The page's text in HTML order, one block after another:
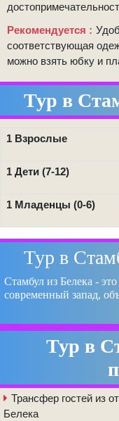
Рекомендуется
соответствующая
можно взять юбку и
Тур в
1 Взрослые
1 Дети (7-12)
1 Младенцы (0-6)
Тур в
Стамбул из Белека -
современный запад,
Тур в
Трансфер гостей из
Белека